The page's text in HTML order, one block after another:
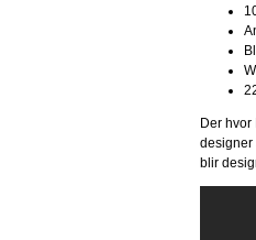
Der
designer
blir